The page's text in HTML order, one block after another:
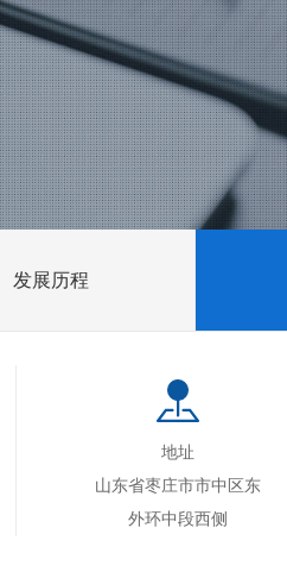
发展历程
地址
山东省枣庄市市中区东
外环中段西侧